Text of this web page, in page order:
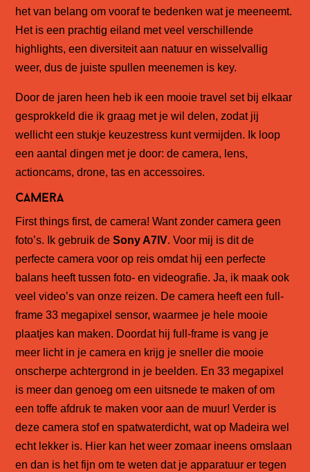
het van belang om vooraf te bedenken wat je meeneemt.
Het is een prachtig eiland met veel verschillende
highlights, een diversiteit aan natuur en wisselvallig
weer, dus de juiste spullen meenemen is key.
Door de jaren heen heb ik een mooie travel set bij elkaar
gesprokkeld die ik graag met je wil delen, zodat jij
wellicht een stukje keuzestress kunt vermijden. Ik loop
een aantal dingen met je door: de camera, lens,
actioncams, drone, tas en accessoires.
Camera
First things first, de camera! Want zonder camera geen
foto’s. Ik gebruik deSony A7IV. Voor mij is dit de
perfecte camera voor op reis omdat hij een perfecte
balans heeft tussen foto- en videografie. Ja, ik maak ook
veel video’s van onze reizen. De camera heeft een full-
frame 33 megapixel sensor, waarmee je hele mooie
plaatjes kan maken. Doordat hij full-frame is vang je
meer licht in je camera en krijg je sneller die mooie
onscherpe achtergrond in je beelden. En 33 megapixel
is meer dan genoeg om een uitsnede te maken of om
een toffe afdruk te maken voor aan de muur! Verder is
deze camera stof en spatwaterdicht, wat op Madeira wel
echt lekker is. Hier kan het weer zomaar ineens omslaan
en dan is het fijn om te weten dat je apparatuur er tegen